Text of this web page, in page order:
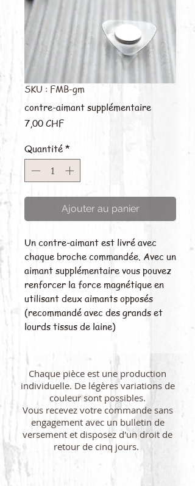
SKU : FMB-gm
contre-aimant supplémentaire
7,00 CHFPrix
Quantité *
Ajouter au panier
Un contre-aimant est livré avec
chaque broche commandée. Avec un
aimant supplémentaire vous pouvez
renforcer la force magnétique en
utilisant deux aimants opposés
(recommandé avec des grands et
lourds tissus de laine)
Chaque pièce est une production
individuelle. De légères variations de
couleur sont possibles.
Vous recevez votre commande sans
engagement avec un bulletin de
versement et disposez d'un droit de
retour de cinq jours.